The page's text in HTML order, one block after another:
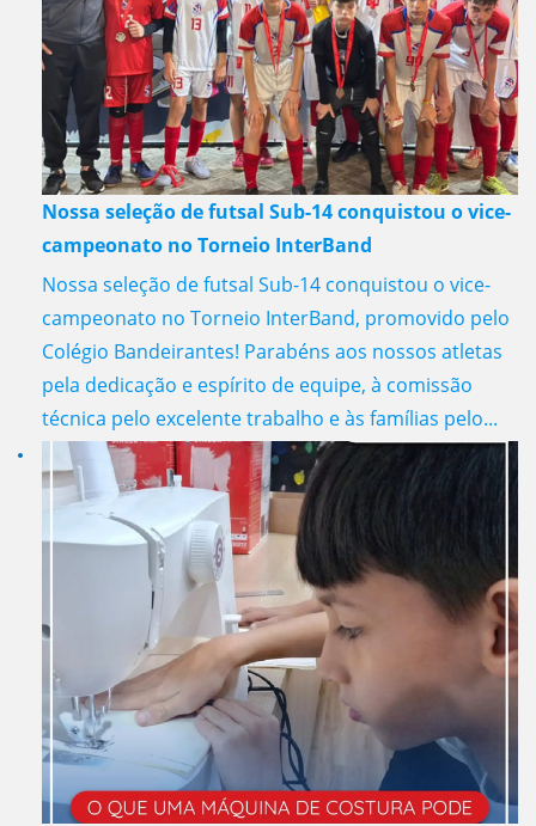
Nossa seleção de futsal Sub-14 conquistou o vice-
campeonato no Torneio InterBand
Nossa seleção de futsal Sub-14 conquistou o vice-
campeonato no Torneio InterBand, promovido pelo
Colégio Bandeirantes! Parabéns aos nossos atletas
pela dedicação e espírito de equipe, à comissão
técnica pelo excelente trabalho e às famílias pelo...